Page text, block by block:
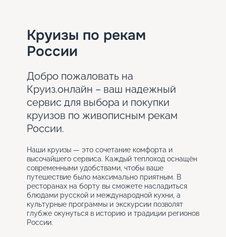
Круизы по рекам
России
Добро пожаловать на
Круиз.онлайн – ваш надежный
сервис для выбора и покупки
круизов по живописным рекам
России.
Наши круизы — это сочетание комфорта и
высочайшего сервиса. Каждый теплоход оснащён
современными удобствами, чтобы ваше
путешествие было максимально приятным. В
ресторанах на борту вы сможете насладиться
блюдами русской и международной кухни, а
культурные программы и экскурсии позволят
глубже окунуться в историю и традиции регионов
России.